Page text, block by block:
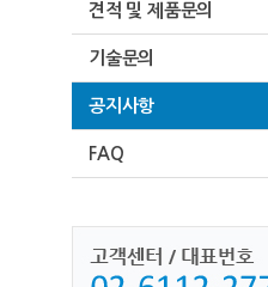
견적 및 제품문의
기술문의
공지사항
FAQ